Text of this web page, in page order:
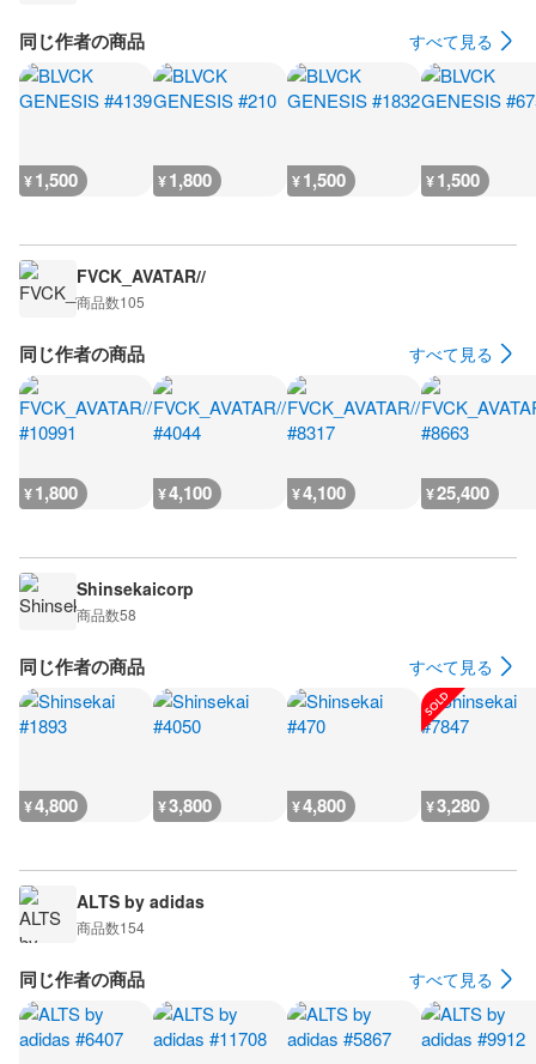
同じ作者の商品 すべて見る
¥1,500 ¥1,800 ¥1,500 ¥1,500
FVCK_AVATAR//
商品数105
同じ作者の商品 すべて見る
¥1,800 ¥4,100 ¥4,100 ¥25,400
Shinsekaicorp
商品数58
同じ作者の商品 すべて見る
¥4,800 ¥3,800 ¥4,800 ¥3,280
ALTS by adidas
商品数154
同じ作者の商品 すべて見る